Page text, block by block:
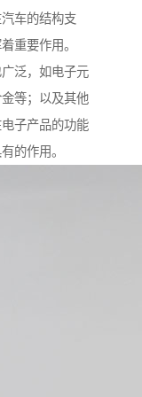
车的结构支
重要作用。
泛，如电子元
等；以及其他
子产品的功能
的作用。